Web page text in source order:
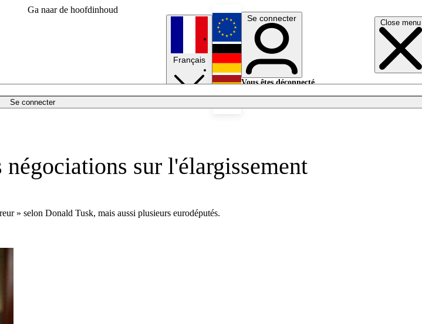
Ga naar de hoofdinhoud
Close menu
Se connecter
Français
English
Deutsch
Se connecter
Vous êtes déconnecté.
sur l'élargissement
» selon Donald Tusk, mais aussi plusieurs eurodéputés.